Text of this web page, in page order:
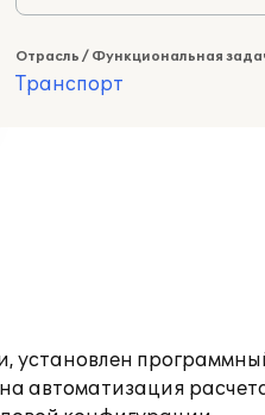
Отрасль / Функциональная
Транспорт
автоматизация